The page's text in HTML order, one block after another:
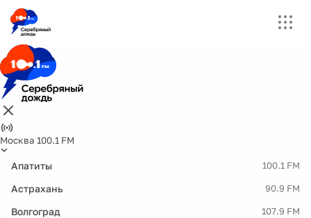
Москва 100.1 FM
Апатиты 100.1 FM
Астрахань 90.9 FM
Волгоград 107.9 FM